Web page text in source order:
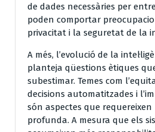
de dades necessàries per
poden comportar
privacitat i la seguretat de la
A més, l’evolució de la
planteja qüestions ètiques
subestimar. Temes com
decisions automatitzades i
són aspectes que
profunda. A mesura que els